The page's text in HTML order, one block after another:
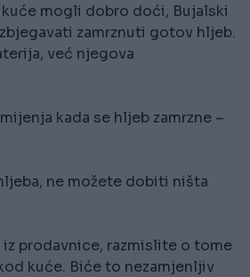
mogli dobro doći, Bujalski
zamrznuti gotov hljeb.
već njegova
kada se hljeb zamrzne –
ne možete dobiti ništa
prodavnice, razmislite o tome
kuće. Biće to nezamjenljiv